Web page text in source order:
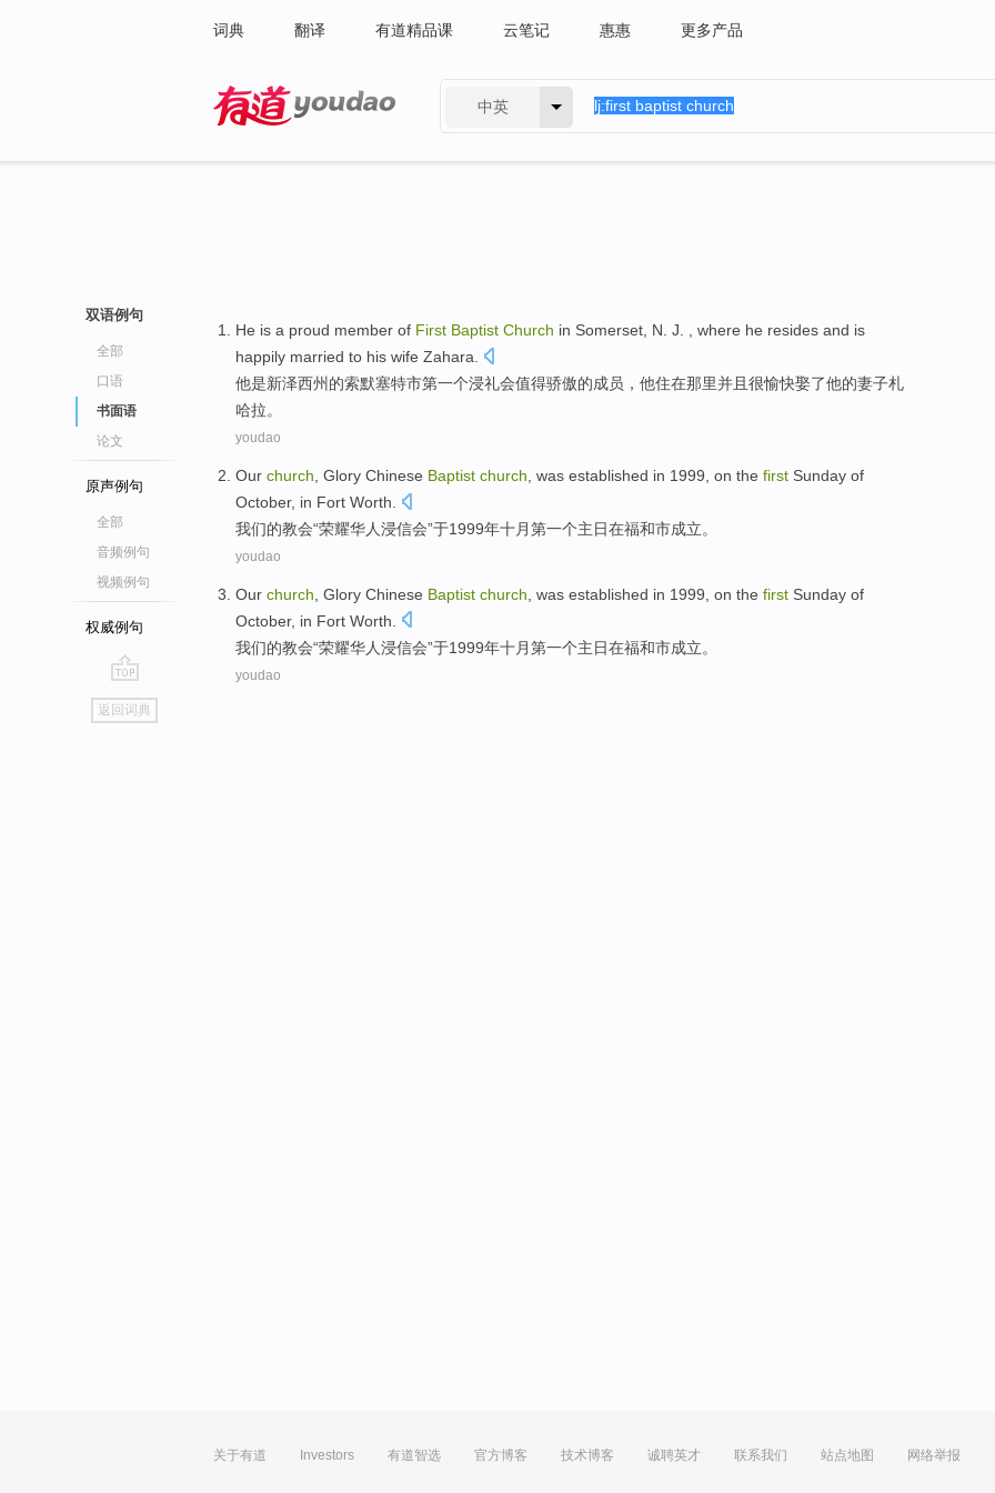
词典 翻译 有道精品课 云笔记 惠惠 更多产品
中英
双语例句
全部
口语
书面语
论文
原声例句
全部
音频例句
视频例句
权威例句
go
top
返回词典
He is a proud member of First Baptist Church in Somerset , N. J. , where he resides and is
happily married to his wife Zahara
他是新泽西州 的索默塞特市第一个浸礼会值得骄傲的成员 ，他住在那里并且 很愉快娶了他的妻子札
哈拉。
youdao
Our church Glory Chinese Baptist church , was established in 1999, on the first Sunday of
October, in Fort Worth.
我们的教会“荣耀华人浸信会”于1999年十月第一个主日在福和市成立。
youdao
Our church Glory Chinese Baptist church , was established in 1999, on the first Sunday of
October, in Fort Worth.
我们的教会“荣耀华人浸信会”于1999年十月第一个主日在福和市成立。
youdao
关于有道 Investors 有道智选 官方博客 技术博客 诚聘英才 联系我们 站点地图 网络举报